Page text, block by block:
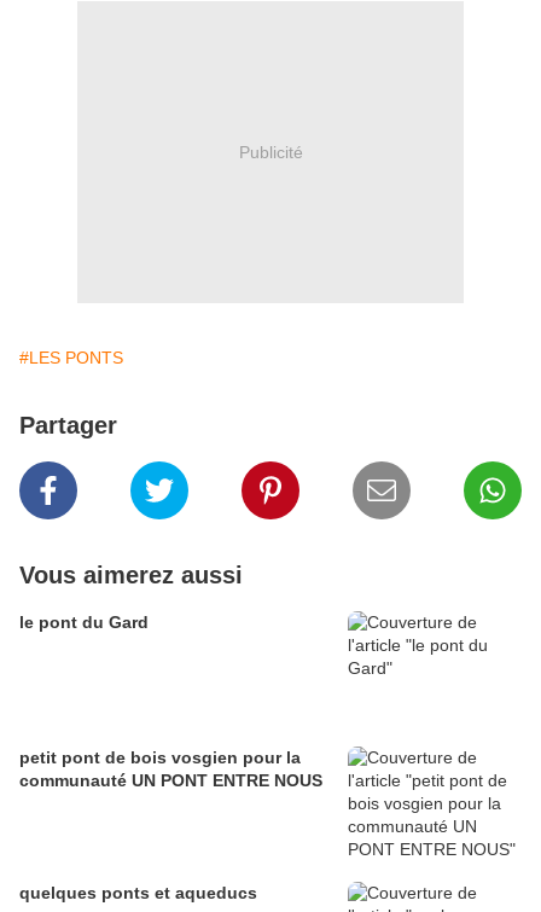
Publicité
#LES PONTS
Partager
Vous aimerez aussi
le pont du Gard
petit pont de bois vosgien pour la
communauté UN PONT ENTRE NOUS
quelques ponts et aqueducs